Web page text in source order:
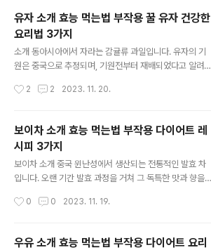
과 노화 방지에 기여합니다. 섭취 방법 신선한 상태로 섭취:
신선한 오디는 그대로 간식처럼 섭취하거나 샐러드에 첨가
할 수 있습니다. 주스 또는 스무디: 오디를 갈아서 주스나
스무디로 만들어 드시면 영양소를 더욱 쉽게 섭취할 수 있
습니다. 보관 방법 냉장 보관하여 신선함을 유지하세요. 물
다. 부작용 안내 과다 섭취 시 소화 불량이나 알레르기 반응
유자 소개 효능 먹는법 부작용 꿀 유자 건강한
요리법 3가지
소개 동아시아에서 자라는 감귤류 과일입니다. 유자의 기
원은 중국으로 추정되며, 기원전부터 재배되었다고 알려져
안 아시아 각지의 요리와 문화에서 중요한 역할을 해왔습
지 않지만, 역사적 기록에 따르면 적어도 고려 시대(918년
- 1392년) 이후부터는 유자가 알려진 것으로 보입니다. 중
세 한국의 문헌에는 유자가 의약품으로 사용되었다는 기록
이 남아 있으며, 조선 시대에는 유자를 활용한 다양한 요리
법과 음료가 개발되기 시작했습니다. 오늘날에는 유자를
에 대한 관심이 높아짐에 따라 유자의 인기는 계속해서 증
2 2 2023. 11. 20.
보이차 소개 효능 먹는법 부작용 다이어트 레
시피 3가지
보이차 소개 중국 윈난성에서 생산되는 전통적인 발효 차
입니다. 오랜 기간 발효 과정을 거쳐 그 독특한 맛과 향을
고 대사를 활성화시킵니다. 소화 촉진: 소화를 돕고, 배변
데 도움을 줄 수 있습니다. 섭취 방법 하루 2~3잔을 권장
0 0 2023. 11. 19.
우유 소개 효능 먹는법 부작용 다이어트 요리